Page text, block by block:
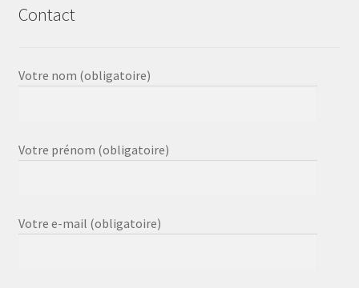
Contact
Votre nom (obligatoire)
Votre prénom (obligatoire)
Votre e-mail (obligatoire)